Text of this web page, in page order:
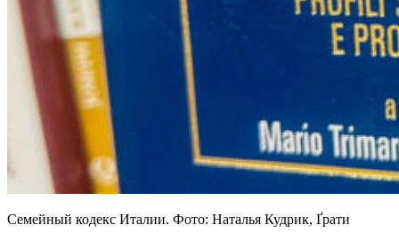
Семейный кодекс Италии. Фото: Наталья Кудрик, Ґрати